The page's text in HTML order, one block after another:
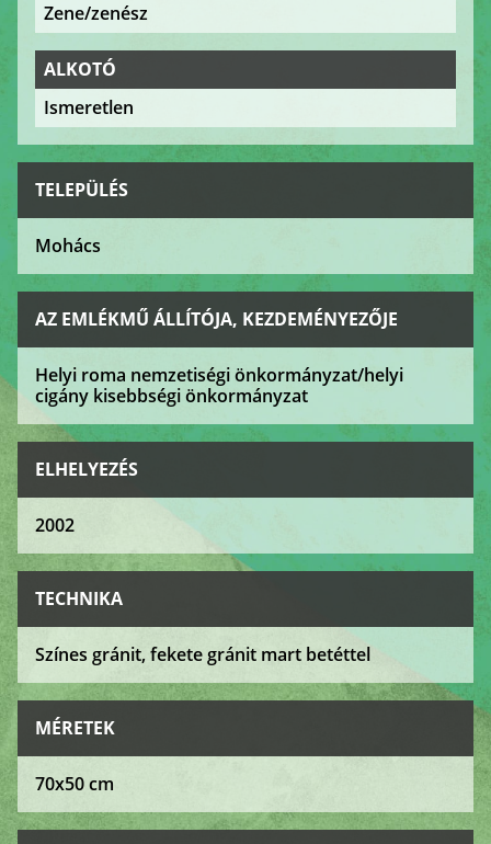
Zene/zenész
ALKOTÓ
Ismeretlen
TELEPÜLÉS
Mohács
AZ EMLÉKMŰ ÁLLÍTÓJA, KEZDEMÉNYEZŐJE
Helyi roma nemzetiségi önkormányzat/helyi
cigány kisebbségi önkormányzat
ELHELYEZÉS
2002
TECHNIKA
Színes gránit, fekete gránit mart betéttel
MÉRETEK
70x50 cm